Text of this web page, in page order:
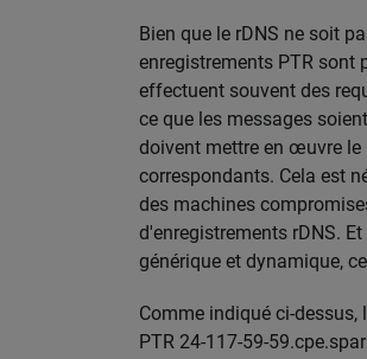
Bien que le rDNS ne soit
enregistrements PTR sont
effectuent souvent des
ce que les messages
doivent mettre en œuvre le
correspondants. Cela est
des machines
d'enregistrements rDNS.
générique et dynamique,
Comme indiqué ci-
PTR 24-117-59-